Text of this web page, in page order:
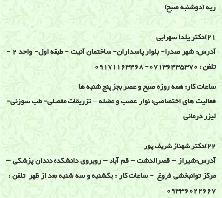
ریه (دوشنبه صبح)
21)دکتر یلدا سهرابی
آدرس: شهر صدرا- بلوار پاسداران- ساختمان آنیت - طبقه اول- واحد 2 -
تلفن : 07136435370- 09171163468
ساعات کار: همه روزه صبح و عصر بجز پنج شنبه ها
فعالیت های اختصاصی: نوار عصب و عضله – تزریقات مفصلی- طب سوزنی-
لیزر درمانی
22)دکتر شهناز شریف پور
آدرس:شیراز – قصرالدشت – قم آباد – روبروی دانشکده دندان پزشکی –
مرکز توانبخشی فروغ - ساعات کار : یکشنبه و سه شنبه بعد از ظهر تلفن :
09336022667